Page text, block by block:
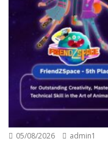
05/08/2026 admin1